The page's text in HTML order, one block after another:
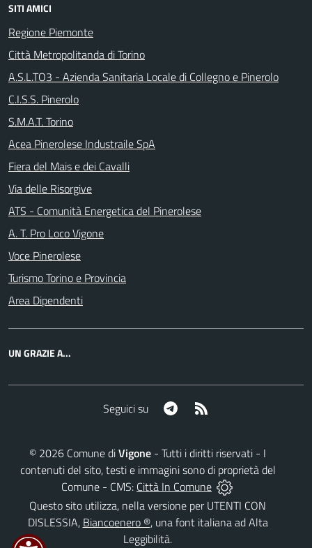
SITI AMICI
Regione Piemonte
Città Metropolitanda di Torino
A.S.L.TO3 - Azienda Sanitaria Locale di Collegno e Pinerolo
C.I.S.S. Pinerolo
S.M.A.T. Torino
Acea Pinerolese Industraile SpA
Fiera del Mais e dei Cavalli
Via delle Risorgive
ATS - Comunità Energetica del Pinerolese
A. T. Pro Loco Vigone
Voce Pinerolese
Turismo Torino e Provincia
Area Dipendenti
UN GRAZIE A...
Seguici su Telegram
© 2026 Comune diVigone - Tutti i diritti riservati - I
contenuti del sito, testi e immagini sono di proprietà del
Comune - CMS: Città In Comune
Questo sito utilizza, nella versione per UTENTI CON
DISLESSIA, Biancoenero ®, una font italiana ad Alta
Leggibilità.